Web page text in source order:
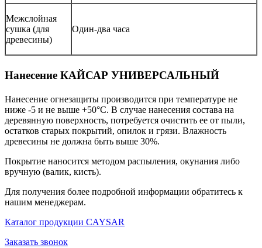
Межслойная
сушка (для
древесины)
Один-два часа
Нанесение КАЙСАР УНИВЕРСАЛЬНЫЙ
Нанесение огнезащиты производится при температуре не
ниже -5 и не выше +50°С. В случае нанесения состава на
деревянную поверхность, потребуется очистить ее от пыли,
остатков старых покрытий, опилок и грязи. Влажность
древесины не должна быть выше 30%.
Покрытие наносится методом распыления, окунания либо
вручную (валик, кисть).
Для получения более подробной информации обратитесь к
нашим менеджерам.
Каталог продукции CAYSAR
Заказать звонок